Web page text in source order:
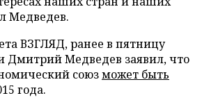
Медведев.
ВЗГЛЯД, ранее в пятницу
Дмитрий Медведев заявил, что
союзможет быть
года.